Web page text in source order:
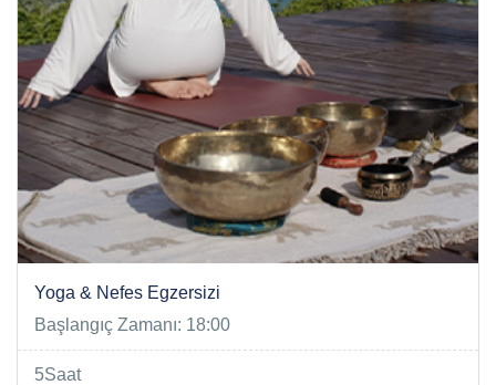
Yoga & Nefes Egzersizi
Başlangıç Zamanı: 18:00
5Saat